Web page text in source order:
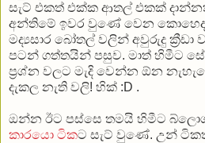
සැට් එකත් එක්ක ආතල් එකක්
අන්තිමේ ඉවර වුණේ වෙන
මද්‍යසාර බෝතල් වලින් අවුරුදු
පටන් ගත්තයින් පසුව. මාත් හිමීට
ප්‍රශ්න වලට මැදි වෙන්න ඕන
දැකල නැති වලි! හික් :D .
ඔන්න ඊට පස්සෙ තමයි හිමීට
කාරයො ටිකට සැට් වුණේ. උන්